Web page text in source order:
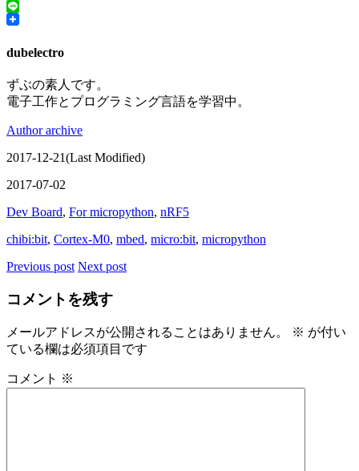
Tumblr
Line
dubelectro
ずぶの素人です。
電子工作とプログラミング言語を学習中。
Author archive
2017-12-21(Last Modified)
2017-07-02
Dev Board, For micropython, nRF5
chibi:bit, Cortex-M0, mbed, micro:bit, micropython
Previous post Next post
コメントを残す
メールアドレスが公開されることはありません。 ※ が付い
ている欄は必須項目です
コメント ※